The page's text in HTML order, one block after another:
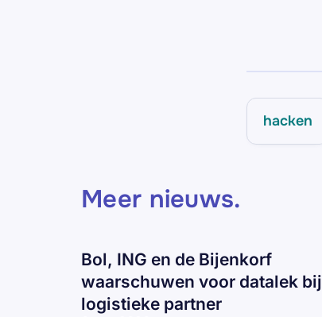
hacken
Meer nieuws.
Bol, ING en de Bijenkorf
waarschuwen voor datalek bij
logistieke partner